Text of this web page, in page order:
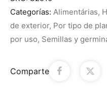
Categorías: Alimentárias,
de exterior, Por tipo de
por uso, Semillas y
Comparte